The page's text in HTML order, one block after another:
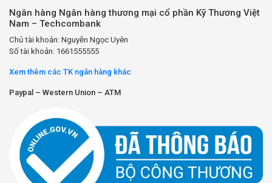
Ngân hàng Ngân hàng thương mại cổ phần Kỹ Thương Việt
Nam – Techcombank
Chủ tài khoản: Nguyễn Ngọc Uyên
Số tài khoản: 1661555555
Xem thêm các TK ngân hàng khác
Paypal – Western Union – ATM